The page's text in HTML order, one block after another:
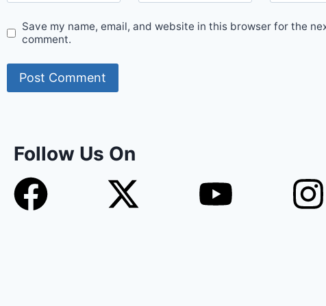
Save my name, email, and website in this browser for the
comment.
Follow Us On